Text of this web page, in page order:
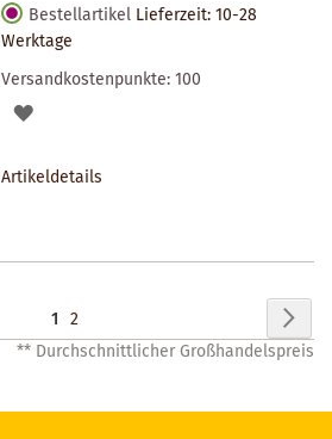
Bestellartikel Lieferzeit: 10-28
Werktage
Versandkostenpunkte:100
AUF
Artikeldetails
Seite
Sie
lesen
1 Seite
2
** Durchschnittlicher Großhandelspreis